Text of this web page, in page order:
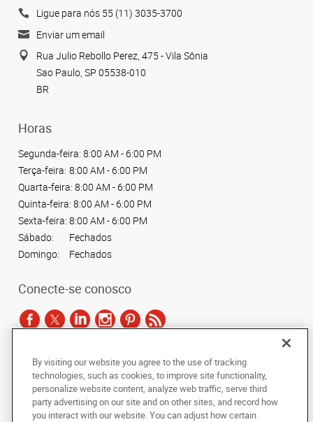
Ligue para nós 55 (11) 3035-3700
Enviar um email
Rua Julio Rebollo Perez, 475 - Vila Sônia
Sao Paulo, SP 05538-010
BR
Horas
Segunda-feira: 8:00 AM - 6:00 PM
Terça-feira: 8:00 AM - 6:00 PM
Quarta-feira: 8:00 AM - 6:00 PM
Quinta-feira: 8:00 AM - 6:00 PM
Sexta-feira: 8:00 AM - 6:00 PM
Sábado:
Fechados
Domingo:
Fechados
Conecte-se conosco
De acordo com as leis de direitos autorais, esta documentação não pode ser
copiada, fotocopiada, reproduzida, traduzida ou reduzida a qualquer meio
eletrônico ou forma legível por máquina, no todo ou em parte, sem o
consentimento prévio por escrito da AlphaGraphics Brasil.
By visiting our website you agree to the use of tracking
technologies, such as cookies, to improve site functionality,
personalize website content, analyze web traffic, serve third
party advertising on our site and on other sites, and record how
you interact with our website. You can adjust how certain